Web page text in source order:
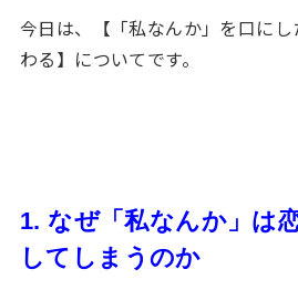
今日は、【「私なんか」を口に
わる】についてです。
1. なぜ「私なんか」は
してしまうのか